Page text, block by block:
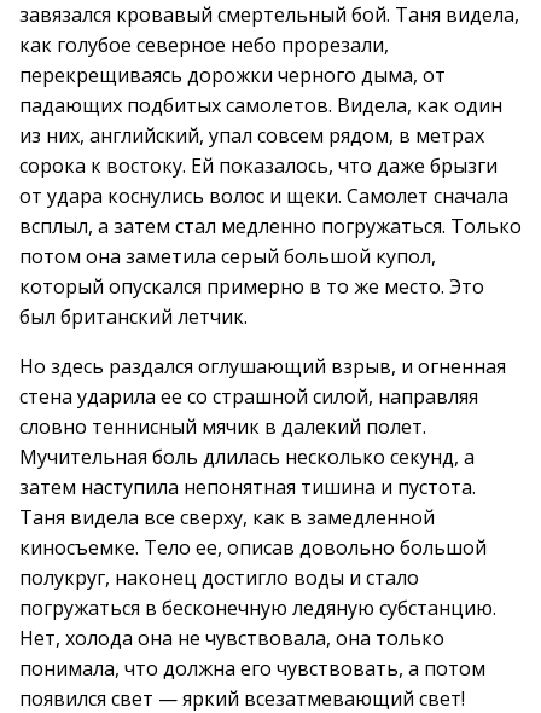
завязался кровавый смертельный бой. Таня видела,
как голубое северное небо прорезали,
перекрещиваясь дорожки черного дыма, от
падающих подбитых самолетов. Видела, как один
из них, английский, упал совсем рядом, в метрах
сорока к востоку. Ей показалось, что даже брызги
от удара коснулись волос и щеки. Самолет сначала
всплыл, а затем стал медленно погружаться. Только
потом она заметила серый большой купол,
который опускался примерно в то же место. Это
был британский летчик.
Но здесь раздался оглушающий взрыв, и огненная
стена ударила ее со страшной силой, направляя
словно теннисный мячик в далекий полет.
Мучительная боль длилась несколько секунд, а
затем наступила непонятная тишина и пустота.
Таня видела все сверху, как в замедленной
киносъемке. Тело ее, описав довольно большой
полукруг, наконец достигло воды и стало
погружаться в бесконечную ледяную субстанцию.
Нет, холода она не чувствовала, она только
понимала, что должна его чувствовать, а потом
появился свет — яркий всезатмевающий свет!